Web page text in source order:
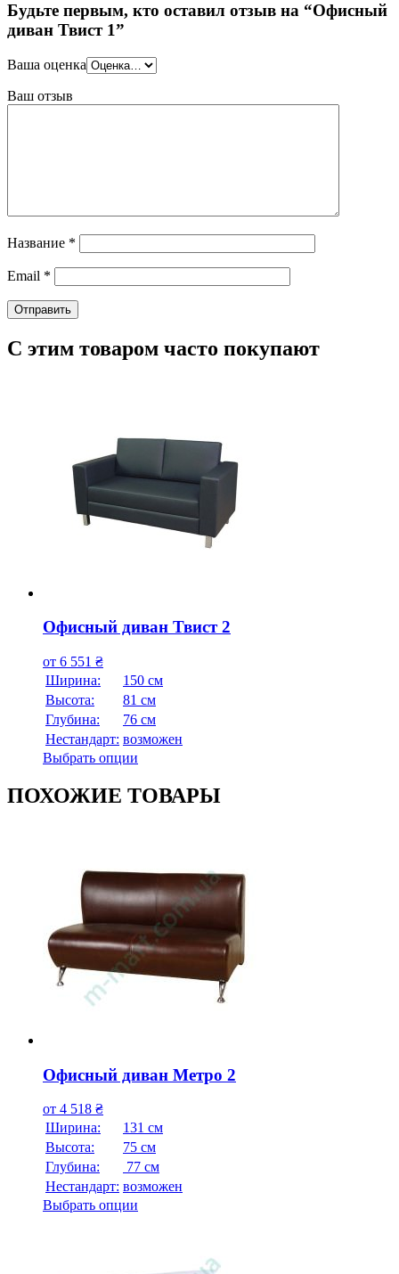
Будьте первым, кто оставил отзыв на “Офисный
диван Твист 1”
Ваша оценка
Ваш отзыв
Название *
Email *
С этим товаром часто покупают
Офисный диван Твист 2
от 6 551 ₴
Ширина:
150 см
Высота:
81 см
Глубина:
76 см
Нестандарт: возможен
Выбрать опции
ПОХОЖИЕ ТОВАРЫ
Офисный диван Метро 2
от 4 518 ₴
Ширина:
131 см
Высота:
75 см
Глубина:
77 см
Нестандарт: возможен
Выбрать опции